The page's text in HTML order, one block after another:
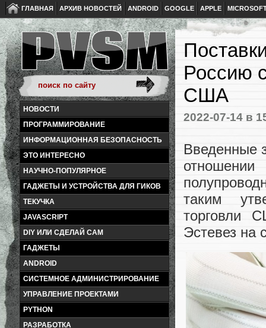
ГЛАВНАЯ АРХИВ НОВОСТЕЙ ANDROID GOOGLE APPLE
НОВОСТИ
ПРОГРАММИРОВАНИЕ
ИНФОРМАЦИОННАЯ БЕЗОПАСНОСТЬ
ЭТО ИНТЕРЕСНО
НАУЧНО-ПОПУЛЯРНОЕ
ГАДЖЕТЫ И УСТРОЙСТВА ДЛЯ ГИКОВ
ТЕКУЧКА
JAVASCRIPT
DIY ИЛИ СДЕЛАЙ САМ
ГАДЖЕТЫ
ANDROID
СИСТЕМНОЕ АДМИНИСТРИРОВАНИЕ
УПРАВЛЕНИЕ ПРОЕКТАМИ
PYTHON
РАЗРАБОТКА
Россию
США
2022-07-14 в
Введенные
таким
торговли
Эстевез на